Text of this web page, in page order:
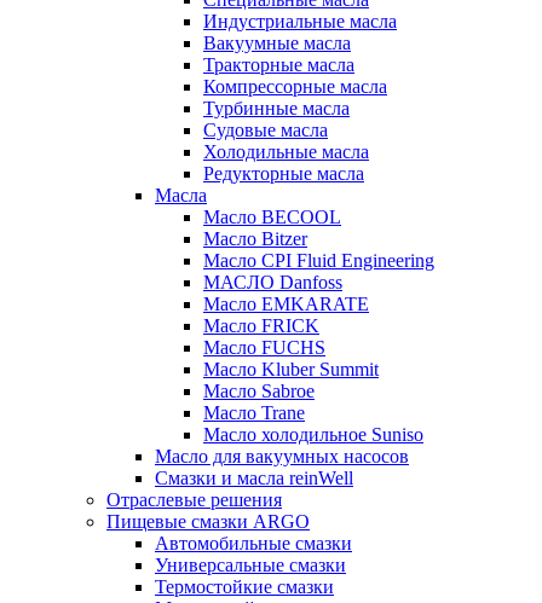
Индустриальные масла
Вакуумные масла
Тракторные масла
Компрессорные масла
Турбинные масла
Судовые масла
Холодильные масла
Редукторные масла
Масла
Масло BECOOL
Масло Bitzer
Масло CPI Fluid Engineering
МАСЛО Danfoss
Масло EMKARATE
Масло FRICK
Масло FUCHS
Масло Kluber Summit
Масло Sabroe
Масло Trane
Масло холодильное Suniso
Масло для вакуумных насосов
Смазки и масла reinWell
Отраслевые решения
Пищевые смазки ARGO
Автомобильные смазки
Универсальные смазки
Термостойкие смазки